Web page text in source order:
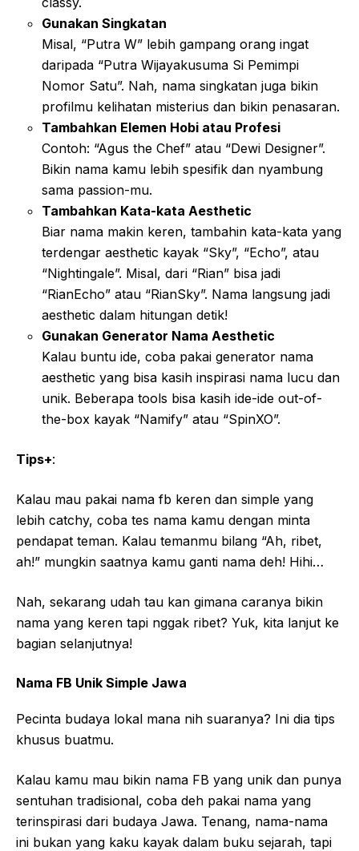
Gunakan Singkatan
Misal, “Putra W” lebih gampang orang ingat
daripada “Putra Wijayakusuma Si Pemimpi
Nomor Satu”. Nah, nama singkatan juga bikin
profilmu kelihatan misterius dan bikin penasaran.
Tambahkan Elemen Hobi atau Profesi
Contoh: “Agus the Chef” atau “Dewi Designer”.
Bikin nama kamu lebih spesifik dan nyambung
sama passion-mu.
Tambahkan Kata-kata Aesthetic
Biar nama makin keren, tambahin kata-kata yang
terdengar aesthetic kayak “Sky”, “Echo”, atau
“Nightingale”. Misal, dari “Rian” bisa jadi
“RianEcho” atau “RianSky”. Nama langsung jadi
aesthetic dalam hitungan detik!
Gunakan Generator Nama Aesthetic
Kalau buntu ide, coba pakai generator nama
aesthetic yang bisa kasih inspirasi nama lucu dan
unik. Beberapa tools bisa kasih ide-ide out-of-
the-box kayak “Namify” atau “SpinXO”.
Tips+:
Kalau mau pakai nama fb keren dan simple yang
lebih catchy, coba tes nama kamu dengan minta
pendapat teman. Kalau temanmu bilang “Ah, ribet,
ah!” mungkin saatnya kamu ganti nama deh! Hihi…
Nah, sekarang udah tau kan gimana caranya bikin
nama yang keren tapi nggak ribet? Yuk, kita lanjut ke
bagian selanjutnya!
Nama FB Unik Simple Jawa
Pecinta budaya lokal mana nih suaranya? Ini dia tips
khusus buatmu.
Kalau kamu mau bikin nama FB yang unik dan punya
sentuhan tradisional, coba deh pakai nama yang
terinspirasi dari budaya Jawa. Tenang, nama-nama
ini bukan yang kaku kayak dalam buku sejarah, tapi